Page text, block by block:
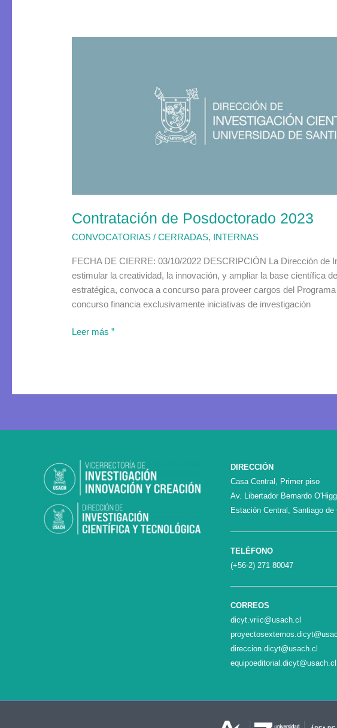
Contratación de Posdoctorado 2023
CONVOCATORIAS /CERRADAS, INTERNAS
FECHA DE CIERRE: 03/10/2022 DESCRIPCIÓN La Dirección de
estimular la creatividad, la innovación, y ampliar la base científica
estratégica, convoca a concurso para proveer cargos del
concurso financia exclusivamente iniciativas de investigación
Leer más ”
DIRECCIÓN
Casa Central, Primer piso
Av. Libertador Bernardo
Estación Central, Santiago de
TELÉFONO
(+56-2) 271 80047
CORREOS
dicyt.vriic@usach.cl
direccion.dicyt@usach.cl
equipoeditorial.dicyt@usach.cl